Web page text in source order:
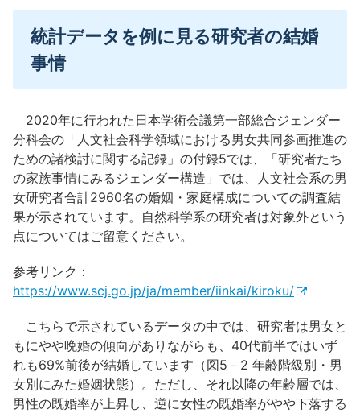
統計データを例に見る研究者の結婚
事情
2020年に行われた日本学術会議第一部総合ジェンダー
分科会の「人文社会科学領域における男女共同参画推進の
ための諸検討に関する記録」の付録5では、「研究者たち
の家族事情にみるジェンダー構造」では、人文社会系の男
女研究者合計2960名の婚姻・家庭構成についての調査結
果が示されています。自然科学系の研究者は対象外という
点についてはご留意ください。
参考リンク：
https://www.scj.go.jp/ja/member/iinkai/kiroku/
こちらで示されているデータの中では、研究者は男女と
もにやや晩婚の傾向がありながらも、40代前半ではいず
れも69%前後が結婚しています（図5－2 年齢階級別・男
女別にみた婚姻状態）。ただし、それ以降の年齢層では、
男性の既婚率が上昇し、逆に女性の既婚率がやや下落する